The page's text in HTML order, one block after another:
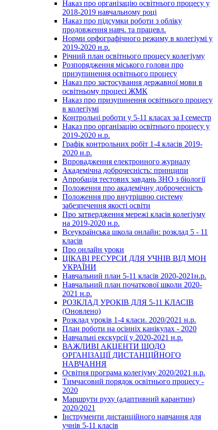
Наказ про організацію освітнього процесу у
2018-2019 навчальному році
Наказ про підсумки роботи з обліку
продовження навч. та працевл.
Норми орфографічного режиму в колегіумі у
2019-2020 н.р.
Річний план освітнього процесу колегіуму
Розпорядження міського голови про
призупинення освітнього процесу
Наказ про застосування державної мови в
освітньому процесі ЖМК
Наказ про призупинення освітнього процесу
в колегіумі
Контрольні роботи у 5-11 класах за І семестр
Наказ про організацію освітнього процесу у
2019-2020 н.р.
Графік контрольних робіт 1-4 класів 2019-
2020 н.р.
Впровадження електронного журналу
Академічна доброчесність: принципи
Апробація тестових завдань ЗНО з біології
Положення про академічну доброчесність
Положення про внутрішню систему
забезпечення якості освіти
Про затвердження мережі класів колегіуму
на 2019-2020 н.р.
Всеукраїнська школа онлайн: розклад 5 - 11
класів
Про онлайн уроки
ЦІКАВІ РЕСУРСИ ДЛЯ УЧНІВ ВІД МОН
УКРАЇНИ
Навчальний план 5-11 класів 2020-2021н.р.
Навчальний план початкової школи 2020-
2021 н.р.
РОЗКЛАД УРОКІВ ДЛЯ 5-11 КЛАСІВ
(Оновлено)
Розклад уроків 1-4 класи. 2020/2021 н.р.
План роботи на осінніх канікулах - 2020
Навчальні екскурсії у 2020-2021 н.р.
ВАЖЛИВІ АКЦЕНТИ ЩОДО
ОРГАНІЗАЦІЇ ДИСТАНЦІЙНОГО
НАВЧАННЯ
Освітня програма колегіуму 2020/2021 н.р.
Тимчасовий порядок освітнього процесу -
2020
Маршрути руху (адаптивний карантин)
2020/2021
Інструменти дистанційного навчання для
учнів 5-11 класів